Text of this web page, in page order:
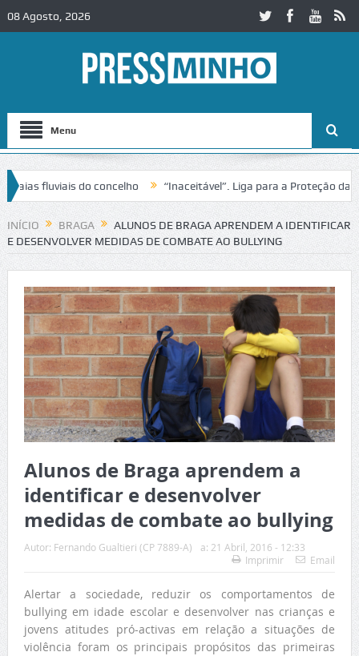
08 Agosto, 2026
Menu
fluviais do concelho “Inaceitável”. Liga para a Proteção da
INÍCIO BRAGA
ALUNOS DE BRAGA APRENDEM A IDENTIFICAR
E DESENVOLVER MEDIDAS DE COMBATE AO BULLYING
Alunos de Braga aprendem a
identificar e desenvolver
medidas de combate ao bullying
Autor: Fernando Gualtieri (CP 7889-A) a: 21 Abril, 2016 - 12:33
Imprimir
Email
Alertar a sociedade, reduzir os comportamentos de
bullying em idade escolar e desenvolver nas crianças e
jovens atitudes pró-activas em relação a situações de
violência foram os principais propósitos das primeiras